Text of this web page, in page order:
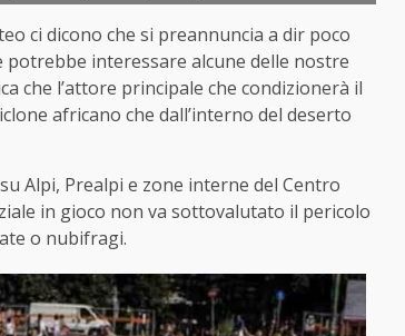
ci dicono che si preannuncia a dir poco
potrebbe interessare alcune delle nostre
che l’attore principale che condizionerà il
africano che dall’interno del deserto
Alpi, Prealpi e zone interne del Centro
in gioco non va sottovalutato il pericolo
o nubifragi.